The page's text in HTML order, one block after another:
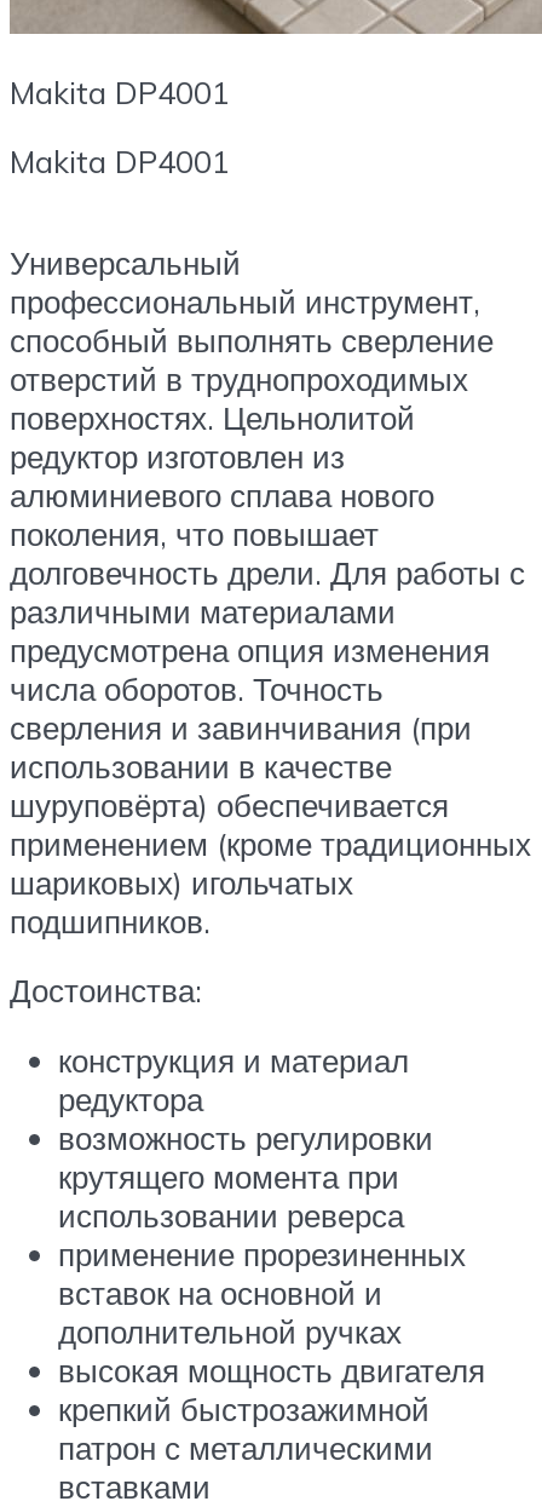
Makita DP4001
Makita DP4001
Универсальный
профессиональный инструмент,
способный выполнять сверление
отверстий в труднопроходимых
поверхностях. Цельнолитой
редуктор изготовлен из
алюминиевого сплава нового
поколения, что повышает
долговечность дрели. Для работы с
различными материалами
предусмотрена опция изменения
числа оборотов. Точность
сверления и завинчивания (при
использовании в качестве
шуруповёрта) обеспечивается
применением (кроме традиционных
шариковых) игольчатых
подшипников.
Достоинства:
конструкция и материал
редуктора
возможность регулировки
крутящего момента при
использовании реверса
применение прорезиненных
вставок на основной и
дополнительной ручках
высокая мощность двигателя
крепкий быстрозажимной
патрон с металлическими
вставками